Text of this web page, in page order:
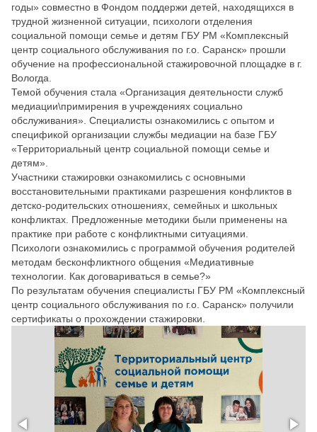
годы» совместно в Фондом поддержи детей, находящихся в
трудной жизненной ситуации, психологи отделения
социальной помощи семье и детям ГБУ РМ «Комплексный
центр социального обслуживания по г.о. Саранск» прошли
обучение на профессиональной стажировочной площадке в г.
Вологда.
Темой обучения стала «Организация деятельности служб
медиации\примирения в учреждениях социально
обслуживания». Специалисты ознакомились с опытом и
спецификой организации службы медиации на базе ГБУ
«Территориальный центр социальной помощи семье и
детям».
Участники стажировки ознакомились с основными
восстановительными практиками разрешения конфликтов в
детско-родительских отношениях, семейных и школьных
конфликтах. Предложенные методики были применены на
практике при работе с конфликтными ситуациями.
Психологи ознакомились с программой обучения родителей
методам бесконфликтного общения «Медиативные
технологии. Как договариваться в семье?»
По результатам обучения специалисты ГБУ РМ «Комплексный
центр социального обслуживания по г.о. Саранск» получили
сертификаты о прохождении стажировки.